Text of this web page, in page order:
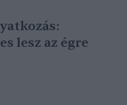
lesz az égre